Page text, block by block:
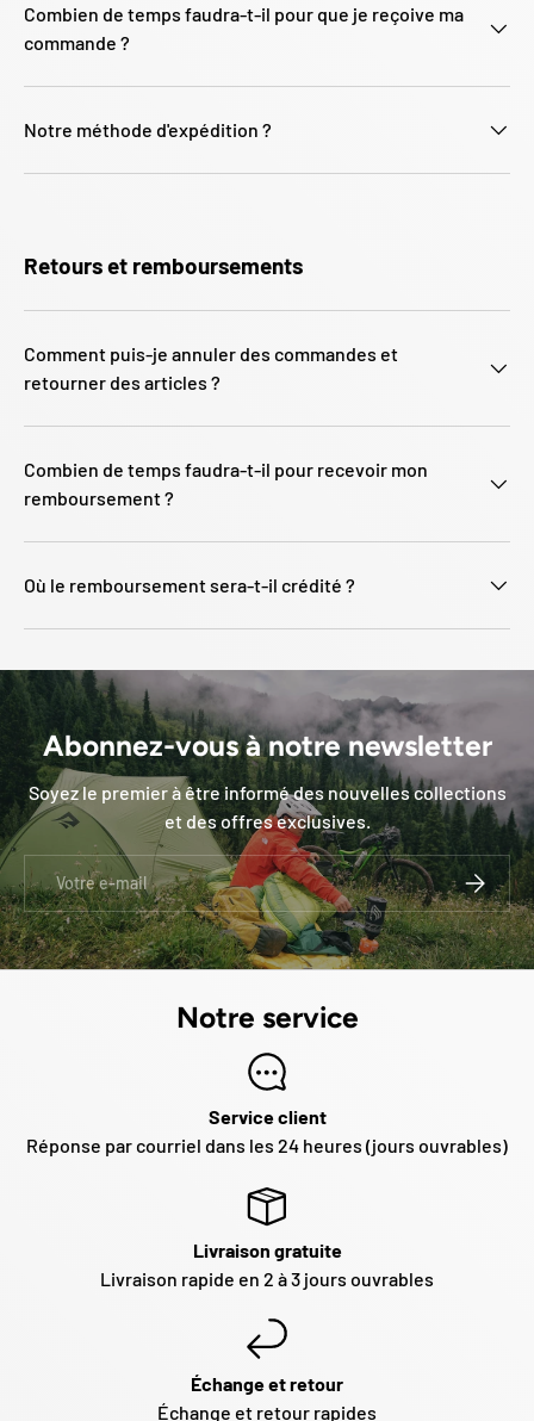
Combien de temps faudra-t-il pour que je reçoive ma
commande ?
Notre méthode d'expédition ?
Retours et remboursements
Comment puis-je annuler des commandes et
retourner des articles ?
Combien de temps faudra-t-il pour recevoir mon
remboursement ?
Où le remboursement sera-t-il crédité ?
Abonnez-vous à notre newsletter
Soyez le premier à être informé des nouvelles collections
et des offres exclusives.
Notre service
Service client
Réponse par courriel dans les 24 heures (jours ouvrables)
Livraison gratuite
Livraison rapide en 2 à 3 jours ouvrables
Échange et retour
Échange et retour rapides